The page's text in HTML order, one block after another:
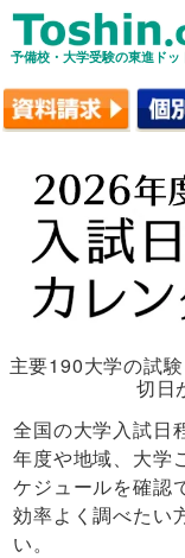
予備校・大学受験の東進ドッ
主要190大学の試
切日
全国の大学入試日
年度や地域、大学
ケジュールを確認
効率よく調べたい
い。